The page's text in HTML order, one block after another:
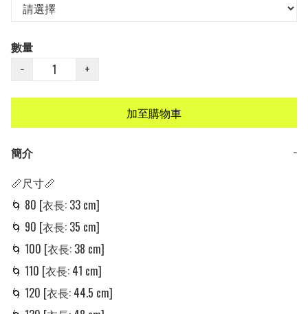
數量
−
+
加至購物車
簡介
−
📏尺寸📏
🌀 80 [衣長: 33 cm]
🌀 90 [衣長: 35 cm]
🌀 100 [衣長: 38 cm]
🌀 110 [衣長: 41 cm]
🌀 120 [衣長: 44.5 cm]